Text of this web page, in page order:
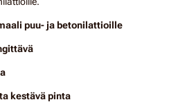
puu- ja betonilattioille
kestävä pinta